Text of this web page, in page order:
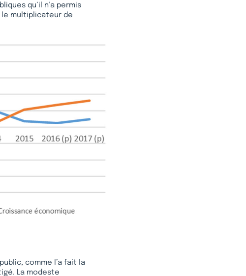
qu’il n’a permis
le multiplicateur de
comme l’a fait la
La modeste